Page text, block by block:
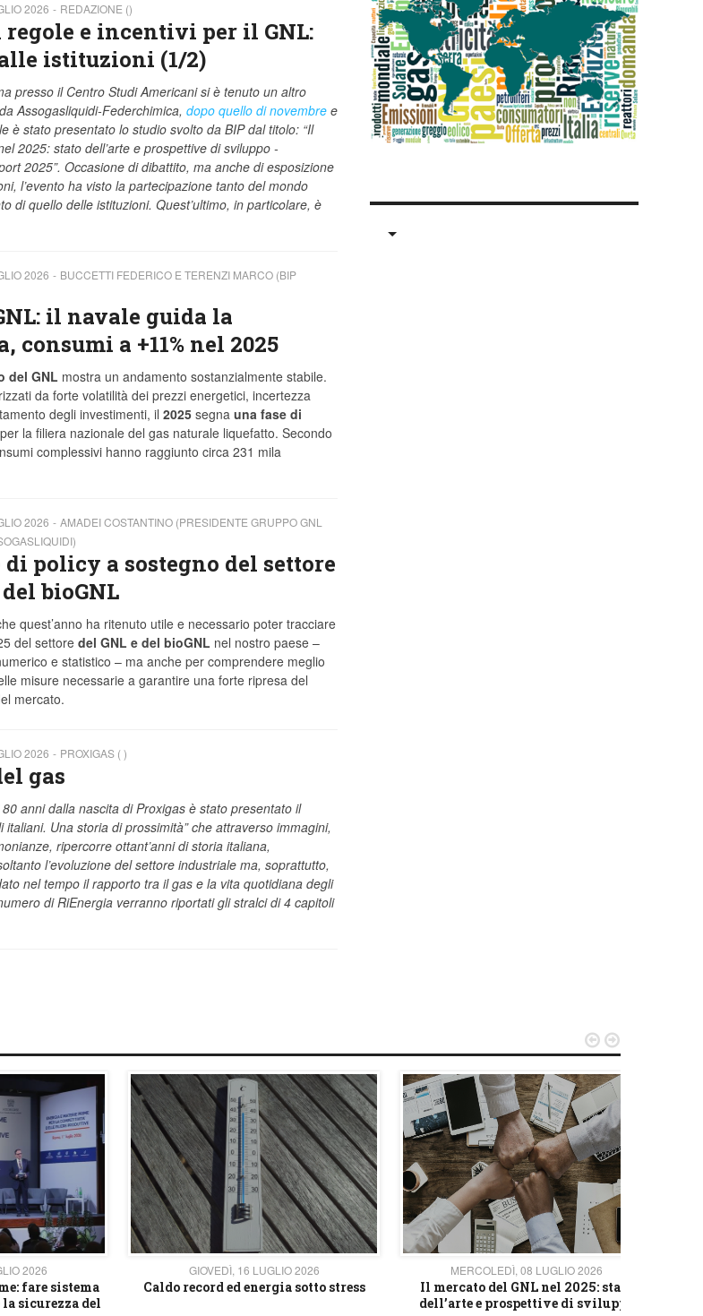
2026 REDAZIONE ()
e incentivi per il GNL:
istituzioni (1/2)
presso il Centro Studi Americani si è tenuto un altro
Assogasliquidi-Federchimica, dopo quello di novembree
è stato presentato lo studio svolto da BIP dal titolo: “Il
2025: stato dell’arte e prospettive di sviluppo -
2025”. Occasione di dibattito, ma anche di esposizione
l’evento ha visto la partecipazione tanto del mondo
di quello delle istituzioni. Quest’ultimo, in particolare, è
2026
BUCCETTI FEDERICO E TERENZI MARCO (BIP
il navale guida la
consumi a +11% nel 2025
del GNL mostra un andamento sostanzialmente stabile.
da forte volatilità dei prezzi energetici, incertezza
degli investimenti, il 2025segna una fase di
per la filiera nazionale del gas naturale liquefatto. Secondo
complessivi hanno raggiunto circa 231 mila
2026
AMADEI COSTANTINO (PRESIDENTE GRUPPO GNL
di policy a sostegno del settore
bioGNL
quest’anno ha ritenuto utile e necessario poter tracciare
del settore del GNL e del bioGNL nel nostro paese –
e statistico – ma anche per comprendere meglio
misure necessarie a garantire una forte ripresa del
mercato.
2026 PROXIGAS ( )
gas
anni dalla nascita di Proxigas è stato presentato il
italiani. Una storia di prossimità” che attraverso immagini,
ripercorre ottant’anni di storia italiana,
l’evoluzione del settore industriale ma, soprattutto,
nel tempo il rapporto tra il gas e la vita quotidiana degli
di RiEnergia verranno riportati gli stralci di 4 capitoli
2026
fare sistema
sicurezza del
GIOVEDÌ, 16 LUGLIO 2026
Caldo record ed energia sotto stress
MERCOLEDÌ, 08 LUGLIO 2026
Il mercato del GNL nel 2025: stato
dell’arte e prospettive di sviluppo
 